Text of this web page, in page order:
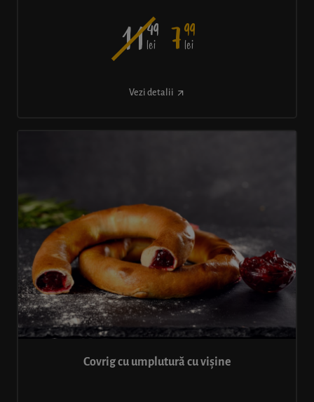
1149
lei 799
lei
Vezi detalii
Covrig cu umplutură cu vișine